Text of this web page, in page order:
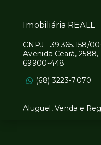
Imobiliária REALL
CNPJ -39.365.158/
Avenida Ceará,
69900-448
(68) 3223-7070
Aluguel, Venda e